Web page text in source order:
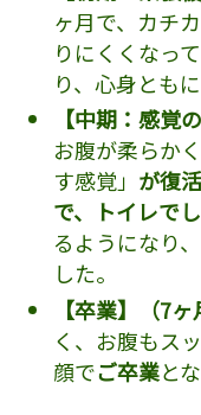
ヶ月で、カチ
りにくくなっ
り、心身とも
【中期：感覚
お腹が柔らか
す感覚」 が復
で、トイレで
るようになり
した。
【卒業】（7ヶ
く、お腹もス
顔でご卒業と